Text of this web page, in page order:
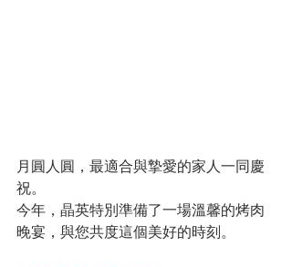
月圓人圓，最適合與摯愛的家人一同慶
祝。
今年，晶英特別準備了一場溫馨的烤肉
晚宴，與您共度這個美好的時刻。